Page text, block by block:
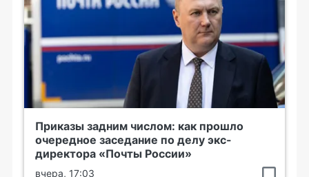
Приказы задним числом: как прошло
очередное заседание по делу экс-
директора «Почты России»
вчера, 17:03